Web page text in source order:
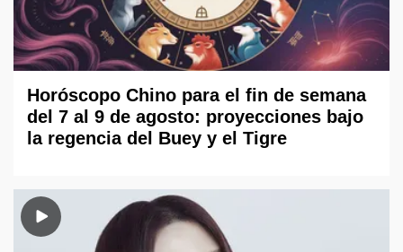
Horóscopo Chino para el fin de semana
del 7 al 9 de agosto: proyecciones bajo
la regencia del Buey y el Tigre